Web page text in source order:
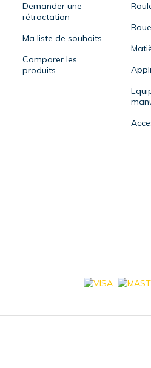
Demander une
rétractation
Ma liste de souhaits
Comparer les
produits